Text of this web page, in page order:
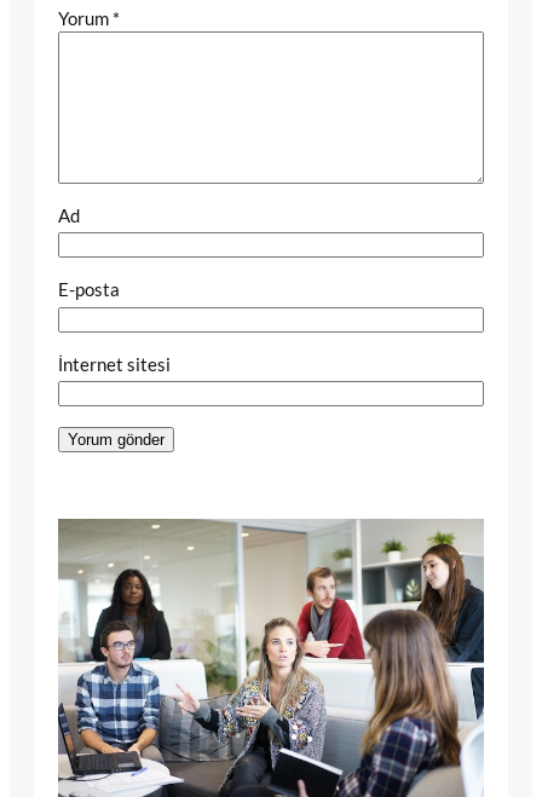
Yorum *
Ad
E-posta
İnternet sitesi